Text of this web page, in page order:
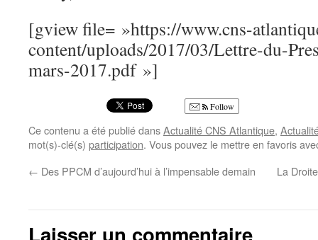
[gview file= »https://www.cns-
content/uploads/2017/03/Lettre-du-
mars-2017.pdf »]
Follow
Ce contenu a été publié dansActualité CNS Atlantique,
mot(s)-clé(s) participation. Vous pouvez le mettre en favoris
← Des PPCM d’aujourd’hui à l’impensable demain La
Laisser un commentaire